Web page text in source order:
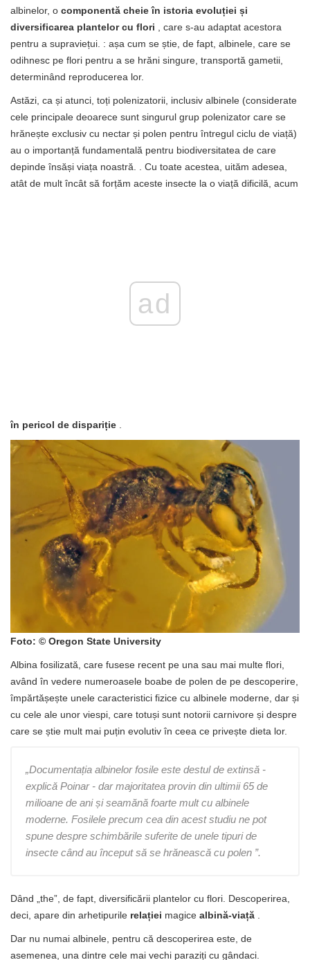
albinelor, o componentă cheie în istoria evoluției și
diversificarea plantelor cu flori , care s-au adaptat acestora
pentru a supraviețui. : așa cum se știe, de fapt, albinele, care se
odihnesc pe flori pentru a se hrăni singure, transportă gametii,
determinând reproducerea lor.
Astăzi, ca și atunci, toți polenizatorii, inclusiv albinele (considerate
cele principale deoarece sunt singurul grup polenizator care se
hrănește exclusiv cu nectar și polen pentru întregul ciclu de viață)
au o importanță fundamentală pentru biodiversitatea de care
depinde însăși viața noastră. . Cu toate acestea, uităm adesea,
atât de mult încât să forțăm aceste insecte la o viață dificilă, acum
ad
în pericol de dispariție
Foto: © Oregon State University
Albina fosilizată, care fusese recent pe una sau mai multe flori,
având în vedere numeroasele boabe de polen de pe descoperire,
împărtășește unele caracteristici fizice cu albinele moderne, dar și
cu cele ale unor viespi, care totuși sunt notorii carnivore și despre
care se știe mult mai puțin evolutiv în ceea ce privește dieta lor.
„Documentația albinelor fosile este destul de extinsă -
explică Poinar - dar majoritatea provin din ultimii 65 de
milioane de ani și seamănă foarte mult cu albinele
moderne. Fosilele precum cea din acest studiu ne pot
spune despre schimbările suferite de unele tipuri de
insecte când au început să se hrănească cu polen ”.
Dând „the”, de fapt, diversificării plantelor cu flori. Descoperirea,
deci, apare din arhetipurile relației magice albină-viață
Dar nu numai albinele, pentru că descoperirea este, de
asemenea, una dintre cele mai vechi paraziți cu gândaci.